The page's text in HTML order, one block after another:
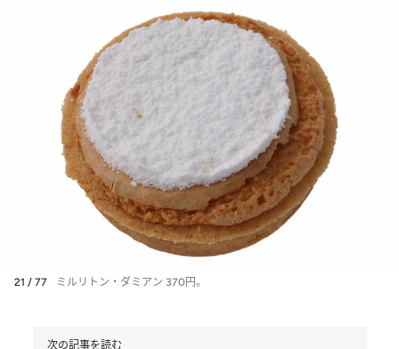
21 / 77 ミルリトン・ダミアン 370円。
次の記事を読む